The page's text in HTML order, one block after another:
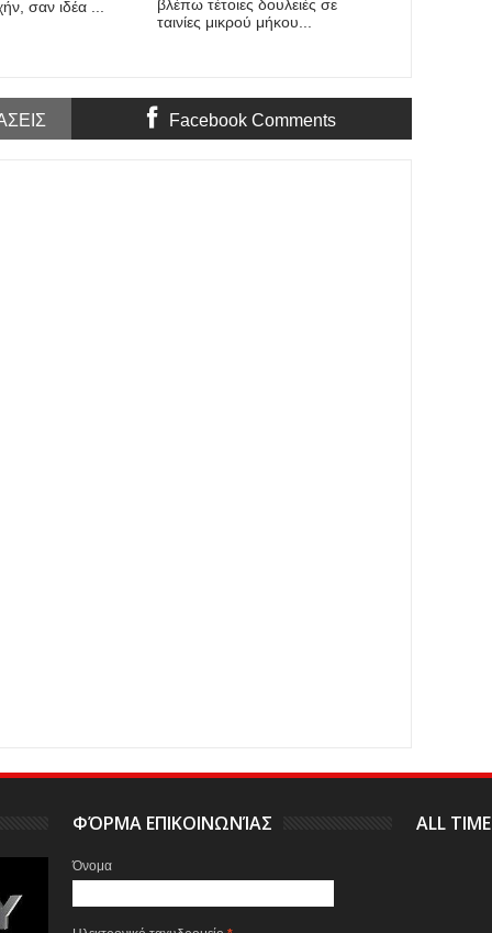
σαν ιδέα ...
βλέπω τέτοιες δουλειές σε
ταινίες μικρού μήκου...
Facebook Comments
ΦΌΡΜΑ ΕΠΙΚΟΙΝΩΝΊΑΣ
Όνομα
ALL